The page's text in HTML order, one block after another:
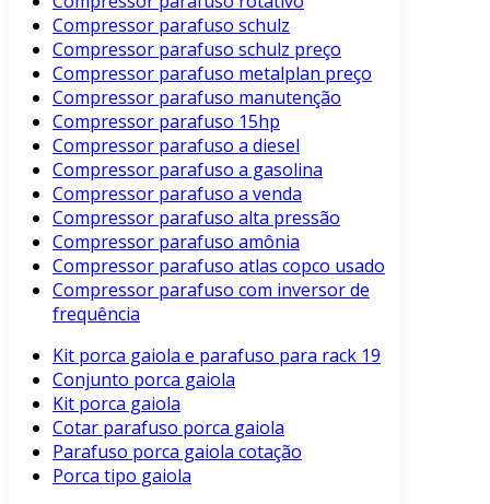
Compressor parafuso schulz
Compressor parafuso schulz preço
Compressor parafuso metalplan preço
Compressor parafuso manutenção
Compressor parafuso 15hp
Compressor parafuso a diesel
Compressor parafuso a gasolina
Compressor parafuso a venda
Compressor parafuso alta pressão
Compressor parafuso amônia
Compressor parafuso atlas copco usado
Compressor parafuso com inversor de
frequência
Kit porca gaiola e parafuso para rack 19
Conjunto porca gaiola
Kit porca gaiola
Cotar parafuso porca gaiola
Parafuso porca gaiola cotação
Porca tipo gaiola